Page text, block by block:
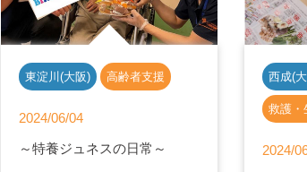
東淀川(大阪) 高齢者支援
2024/06/04
～特養ジュネスの日常～
西成(
救護・
2024/